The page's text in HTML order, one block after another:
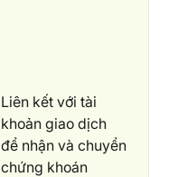
Liên kết với tài
khoản giao dịch
để nhận và chuyển
chứng khoán